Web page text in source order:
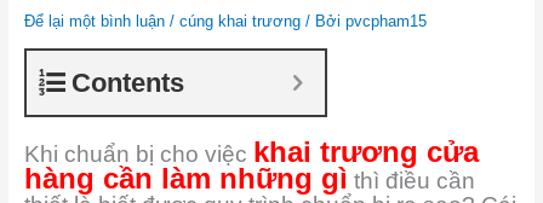
Để lại một bình luận / cúng khai trương/ Bởi pvcpham15
Contents
Khi chuẩn bị cho việc khai trương cửa
hàng cần làm những gì thì điều cần